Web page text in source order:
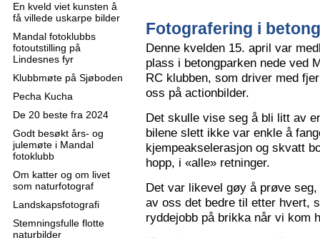
En kveld viet kunsten å
få villede uskarpe bilder
Mandal fotoklubbs
fotoutstilling på
Lindesnes fyr
Klubbmøte på Sjøboden
Pecha Kucha
De 20 beste fra 2024
Godt besøkt års- og
julemøte i Mandal
fotoklubb
Om katter og om livet
som naturfotograf
Landskapsfotografi
Stemningsfulle flotte
naturbilder
Fotografering i
Denne kvelden 15. april var
plass i betongparken nede ved
RC klubben, som driver med
oss på actionbilder.
Det skulle vise seg å bli litt av
bilene slett ikke var enkle å
kjempeakselerasjon og skvatt
hopp, i «alle» retninger.
Det var likevel gøy å prøve
av oss det bedre til etter hvert,
ryddejobb på brikka når vi kom